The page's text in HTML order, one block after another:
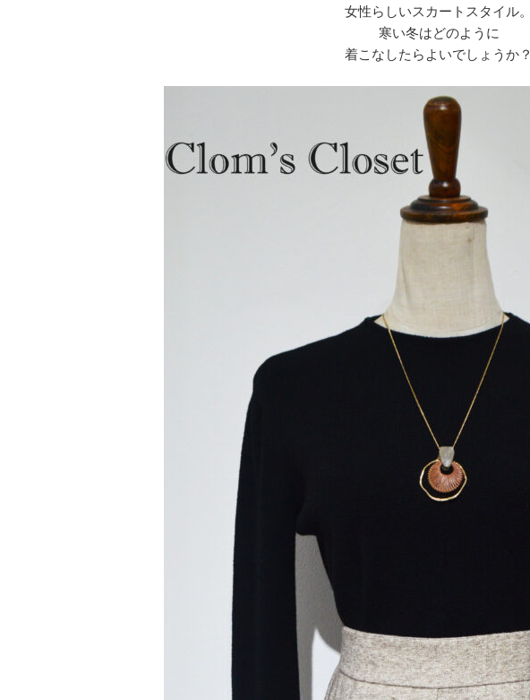
女性らしいスカートスタイル。
寒い冬はどのように
着こなしたらよいでしょうか？